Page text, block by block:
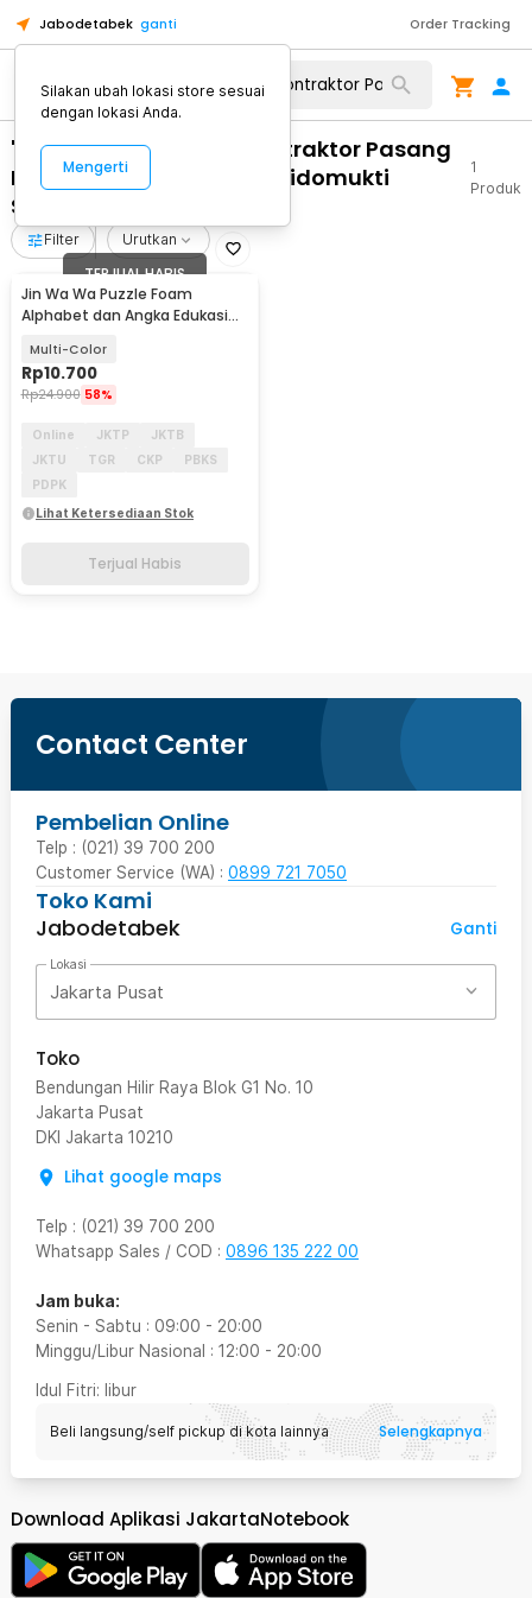
Jabodetabek ganti Order Tracking
"WA 0859 3970 0884 Kontraktor Pasang
Pintu Kaca Geser Dapur Sidomukti
Salatiga"
1
Produk
Filter Urutkan
TERJUAL HABIS
Jin Wa Wa Puzzle Foam
Alphabet dan Angka Edukasi
Multi-Color
Rp10.700
Rp24.900 58%
Online JKTP
JKTB
JKTU
TGR CKP
PBKS
PDPK
Lihat Ketersediaan Stok
Terjual Habis
Contact Center
Pembelian Online
Telp : (021) 39 700 200
Customer Service (WA) : 0899 721 7050
Toko Kami
Jabodetabek
Ganti
Lokasi
Jakarta Pusat
Toko
Bendungan Hilir Raya Blok G1 No. 10
Jakarta Pusat
DKI Jakarta 10210
Lihat google maps
Telp : (021) 39 700 200
Whatsapp Sales / COD : 0896 135 222 00
Jam buka:
Senin - Sabtu : 09:00 - 20:00
Minggu/Libur Nasional : 12:00 - 20:00
Idul Fitri: libur
Beli langsung/self pickup di kota lainnya Selengkapnya
Download Aplikasi JakartaNotebook
Silakan ubah lokasi store sesuai
dengan lokasi Anda.
Mengerti